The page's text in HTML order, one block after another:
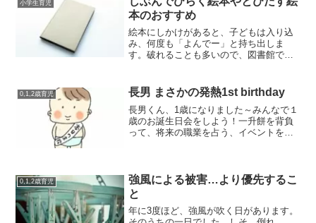
小学生育児
本のおすすめ
絵本にしかけがあると、子どもは入り込
み、何度も「よんでー」と持ち出しま
す。破れることも多いので、図書館で借
かけ絵本のご紹介。開いて楽しむ絵本
【小学生向け】だれのうちかな...
0,1,2歳育児 長男 まさかの発熱1st birthday
長男くん、1歳になりました～みんなで１
歳のお誕生日会をしよう！一升餅を背負
って、将来の職業を占う、イベントを楽
泣く泣く…拒...
0,1,2歳育児
強風による被害…より優先するこ
と
年に3度ほど、強風が吹く日があります。